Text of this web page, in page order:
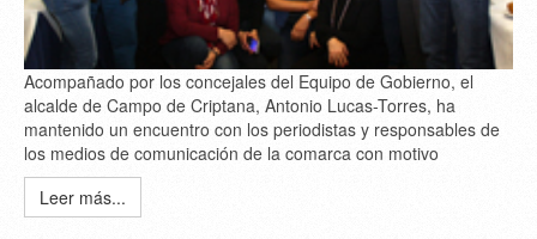
Acompañado por los concejales del Equipo de Gobierno, el
alcalde de Campo de Criptana, Antonio Lucas-Torres, ha
mantenido un encuentro con los periodistas y responsables de
los medios de comunicación de la comarca con motivo
Leer más...